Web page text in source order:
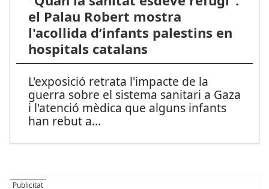
el Palau Robert mostra
l'acollida d’infants palestins en
hospitals catalans
L'exposició retrata l'impacte de la
guerra sobre el sistema sanitari a Gaza
i l'atenció mèdica que alguns infants
han rebut a...